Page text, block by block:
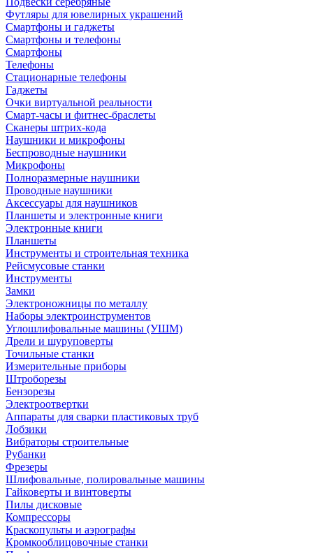
Футляры для ювелирных украшений
Смартфоны и гаджеты
Смартфоны и телефоны
Смартфоны
Телефоны
Стационарные телефоны
Гаджеты
Очки виртуальной реальности
Смарт-часы и фитнес-браслеты
Сканеры штрих-кода
Наушники и микрофоны
Беспроводные наушники
Микрофоны
Полноразмерные наушники
Проводные наушники
Аксессуары для наушников
Планшеты и электронные книги
Электронные книги
Планшеты
Инструменты и строительная техника
Рейсмусовые станки
Инструменты
Замки
Электроножницы по металлу
Наборы электроинструментов
Углошлифовальные машины (УШМ)
Дрели и шуруповерты
Точильные станки
Измерительные приборы
Штроборезы
Бензорезы
Электроотвертки
Аппараты для сварки пластиковых труб
Лобзики
Вибраторы строительные
Рубанки
Фрезеры
Шлифовальные, полировальные машины
Гайковерты и винтоверты
Пилы дисковые
Компрессоры
Краскопульты и аэрографы
Кромкооблицовочные станки